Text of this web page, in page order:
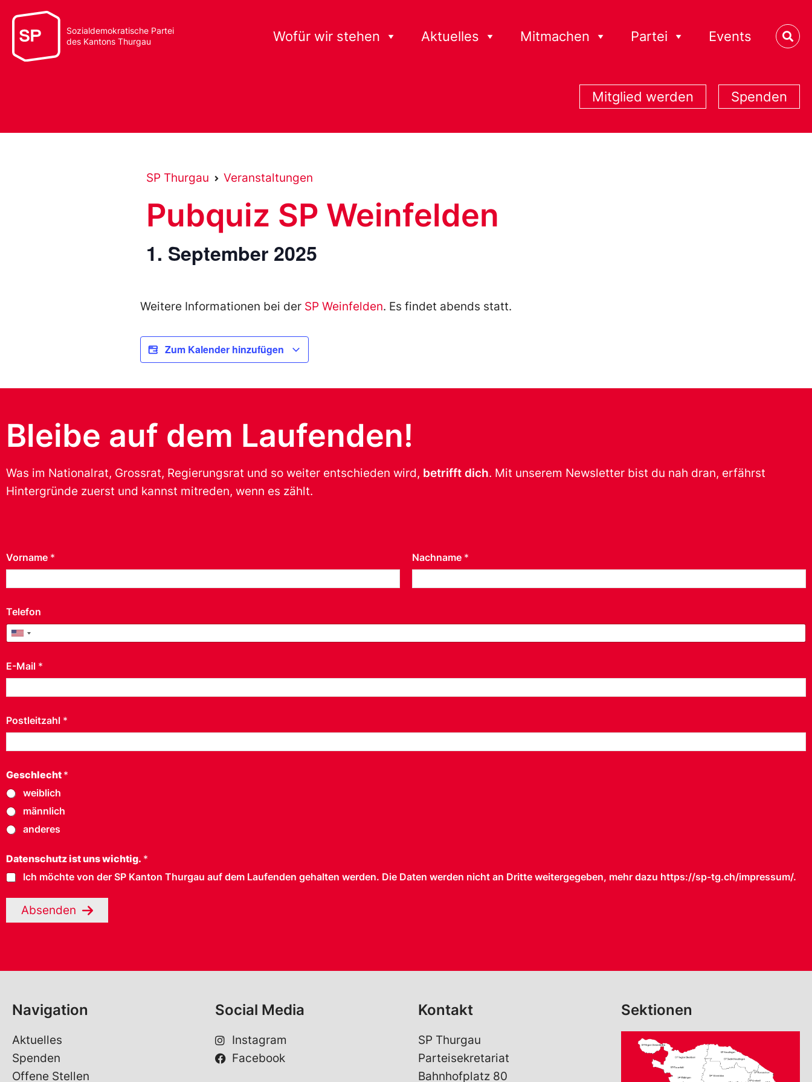
Sozialdemokratische Partei
des Kantons Thurgau
Wofür wir stehen Aktuelles Mitmachen Partei Events
Mitglied werden Spenden
SP Thurgau Veranstaltungen
Pubquiz SP Weinfelden
1. September 2025
Weitere Informationen bei der SP Weinfelden. Es findet abends statt.
Zum Kalender hinzufügen
Bleibe auf dem Laufenden!
Was im Nationalrat, Grossrat, Regierungsrat und so weiter entschieden wird, betrifft dich. Mit unserem Newsletter bist du nah dran, erfährst
Hintergründe zuerst und kannst mitreden, wenn es zählt.
Vorname * Nachname *
Telefon
United States +1
E-Mail *
Postleitzahl *
Geschlecht *
weiblich
männlich
anderes
Datenschutz ist uns wichtig. *
Ich möchte von der SP Kanton Thurgau auf dem Laufenden gehalten werden. Die Daten werden nicht an Dritte weitergegeben, mehr dazu https://sp-tg.ch/impressum/.
Absenden
Navigation
Aktuelles
Spenden
Offene Stellen
Social Media
Instagram
Facebook
Kontakt
SP Thurgau
Parteisekretariat
Bahnhofplatz 80
Sektionen